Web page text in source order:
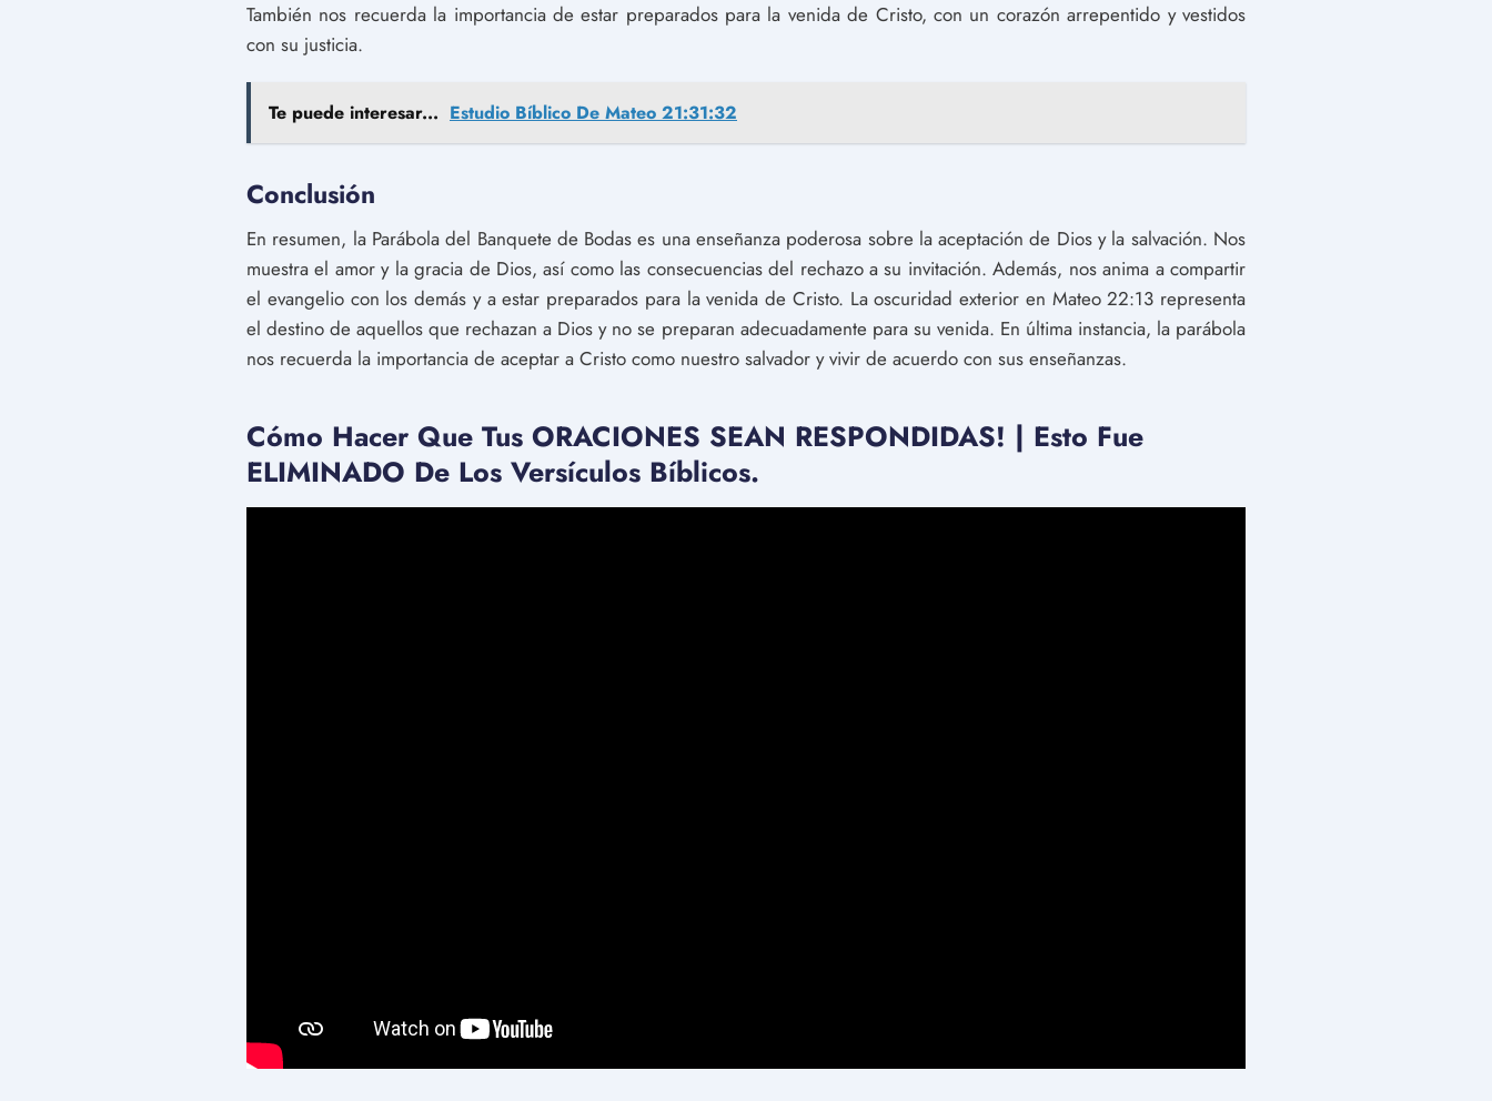
También nos recuerda la importancia de estar preparados para la venida de Cristo, con un corazón arrepentido y vestidos
con su justicia.
Te puede interesar... Estudio Bíblico De Mateo 21:31:32
Conclusión
En resumen, la Parábola del Banquete de Bodas es una enseñanza poderosa sobre la aceptación de Dios y la salvación. Nos
muestra el amor y la gracia de Dios, así como las consecuencias del rechazo a su invitación. Además, nos anima a compartir
el evangelio con los demás y a estar preparados para la venida de Cristo. La oscuridad exterior en Mateo 22:13 representa
el destino de aquellos que rechazan a Dios y no se preparan adecuadamente para su venida. En última instancia, la parábola
nos recuerda la importancia de aceptar a Cristo como nuestro salvador y vivir de acuerdo con sus enseñanzas.
Cómo Hacer Que Tus ORACIONES SEAN RESPONDIDAS! | Esto Fue
ELIMINADO De Los Versículos Bíblicos.